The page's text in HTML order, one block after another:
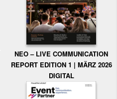
NEO – LIVE COMMUNICATION
REPORT EDITION 1 | MÄRZ 2026
DIGITAL